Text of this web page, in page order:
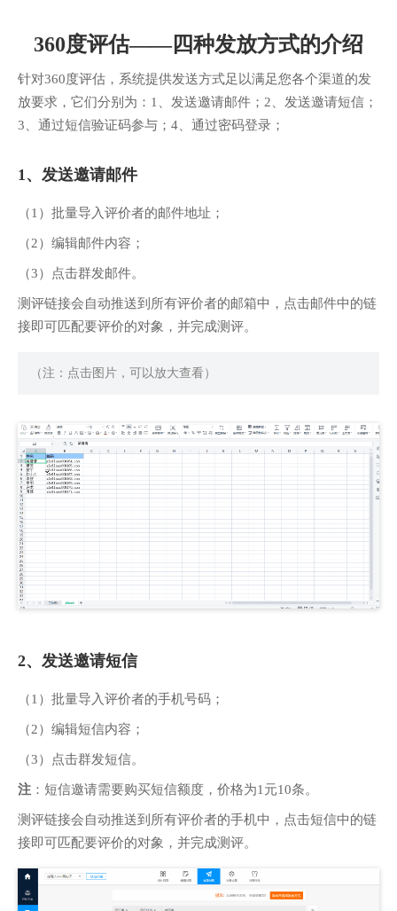
360度评估——四种发放方式的介绍
针对360度评估，系统提供发送方式足以满足您各个渠道的发
放要求，它们分别为：1、发送邀请邮件；2、发送邀请短信；
3、通过短信验证码参与；4、通过密码登录；
1、发送邀请邮件
（1）批量导入评价者的邮件地址；
（2）编辑邮件内容；
（3）点击群发邮件。
测评链接会自动推送到所有评价者的邮箱中，点击邮件中的链
接即可匹配要评价的对象，并完成测评。
（注：点击图片，可以放大查看）
2、发送邀请短信
（1）批量导入评价者的手机号码；
（2）编辑短信内容；
（3）点击群发短信。
注 ：短信邀请需要购买短信额度，价格为1元10条。
测评链接会自动推送到所有评价者的手机中，点击短信中的链
接即可匹配要评价的对象，并完成测评。